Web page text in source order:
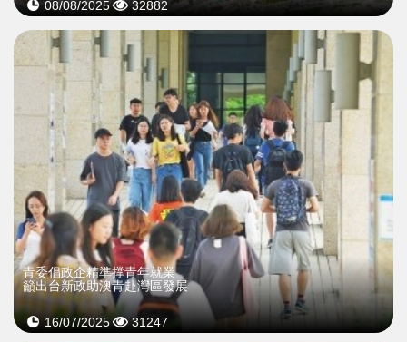
08/08/2025 32882
青委倡政企精準撑青年就業
籲出台新政助澳青赴灣區發展
16/07/2025 31247